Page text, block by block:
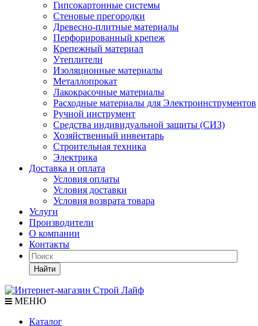
Гипсокартонные системы
Стеновые прегородки
Древесно-плитные материалы
Перфорированный крепеж
Крепежный материал
Утеплители
Изоляционные материалы
Металлопрокат
Лакокрасочные материалы
Расходные материалы для Электроинструментов
Ручной инструмент
Средства индивидуальной защиты (СИЗ)
Хозяйственный инвентарь
Строительная техника
Электрика
Доставка и оплата
Условия оплаты
Условия доставки
Условия возврата товара
Услуги
Производители
О компании
Контакты
Найти
МЕНЮ
Каталог